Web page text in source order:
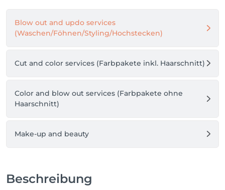
•	keine Überraschungen
•	keine falschen Einschätzungen
Für Neumäuse:
einschätzen können, buchst du bitte 60 Minuten
(90€).
und genau  das zahlst du dann auch.
•	Brauchst du 45 Minuten zahlst du 70€
Blow out and updo services
(Waschen/Föhnen/Styling/Hochstecken)
Cut and color services (Farbpakete inkl. Haarschnitt)
Color and blow out services (Farbpakete ohne
Haarschnitt)
Make-up and beauty
Beschreibung